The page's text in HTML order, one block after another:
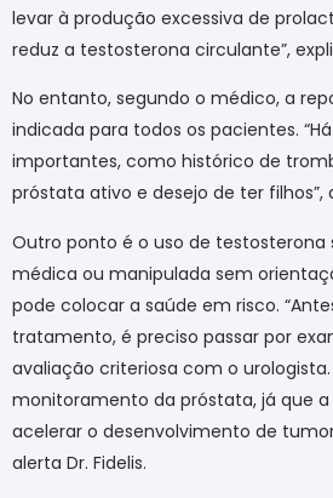
levar à produção excessiva de
reduz a testosterona circulante”,
No entanto, segundo o médico, a
indicada para todos os pacientes.
importantes, como histórico de
próstata ativo e desejo de ter filhos”,
Outro ponto é o uso de testosterona
médica ou manipulada sem
pode colocar a saúde em risco.
tratamento, é preciso passar por
avaliação criteriosa com o urologista.
monitoramento da próstata, já que
acelerar o desenvolvimento de
alerta ​Dr. ​Fidelis.